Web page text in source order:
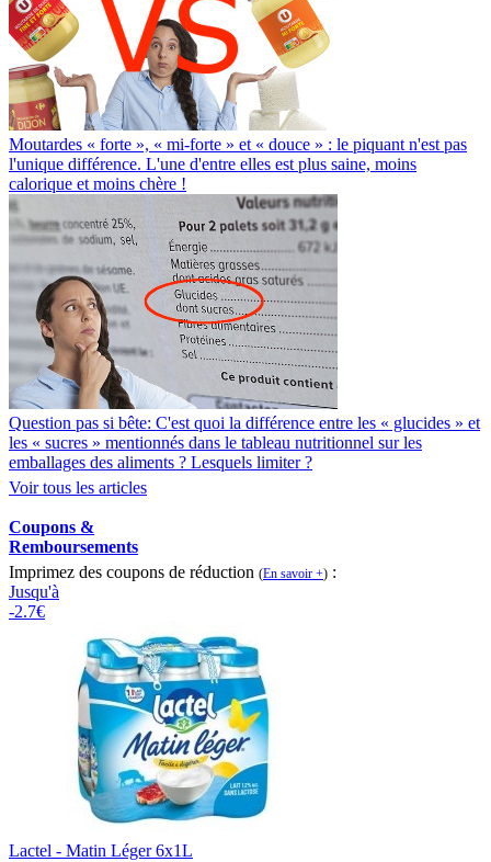
Moutardes « forte », « mi-forte » et « douce » : le piquant n'est pas
l'unique différence. L'une d'entre elles est plus saine, moins
calorique et moins chère !
Question pas si bête: C'est quoi la différence entre les « glucides » et
les « sucres » mentionnés dans le tableau nutritionnel sur les
emballages des aliments ? Lesquels limiter ?
Voir tous les articles
Coupons &
Remboursements
Imprimez des coupons de réduction (En savoir +) :
Jusqu'à
-2.7€
Lactel - Matin Léger 6x1L